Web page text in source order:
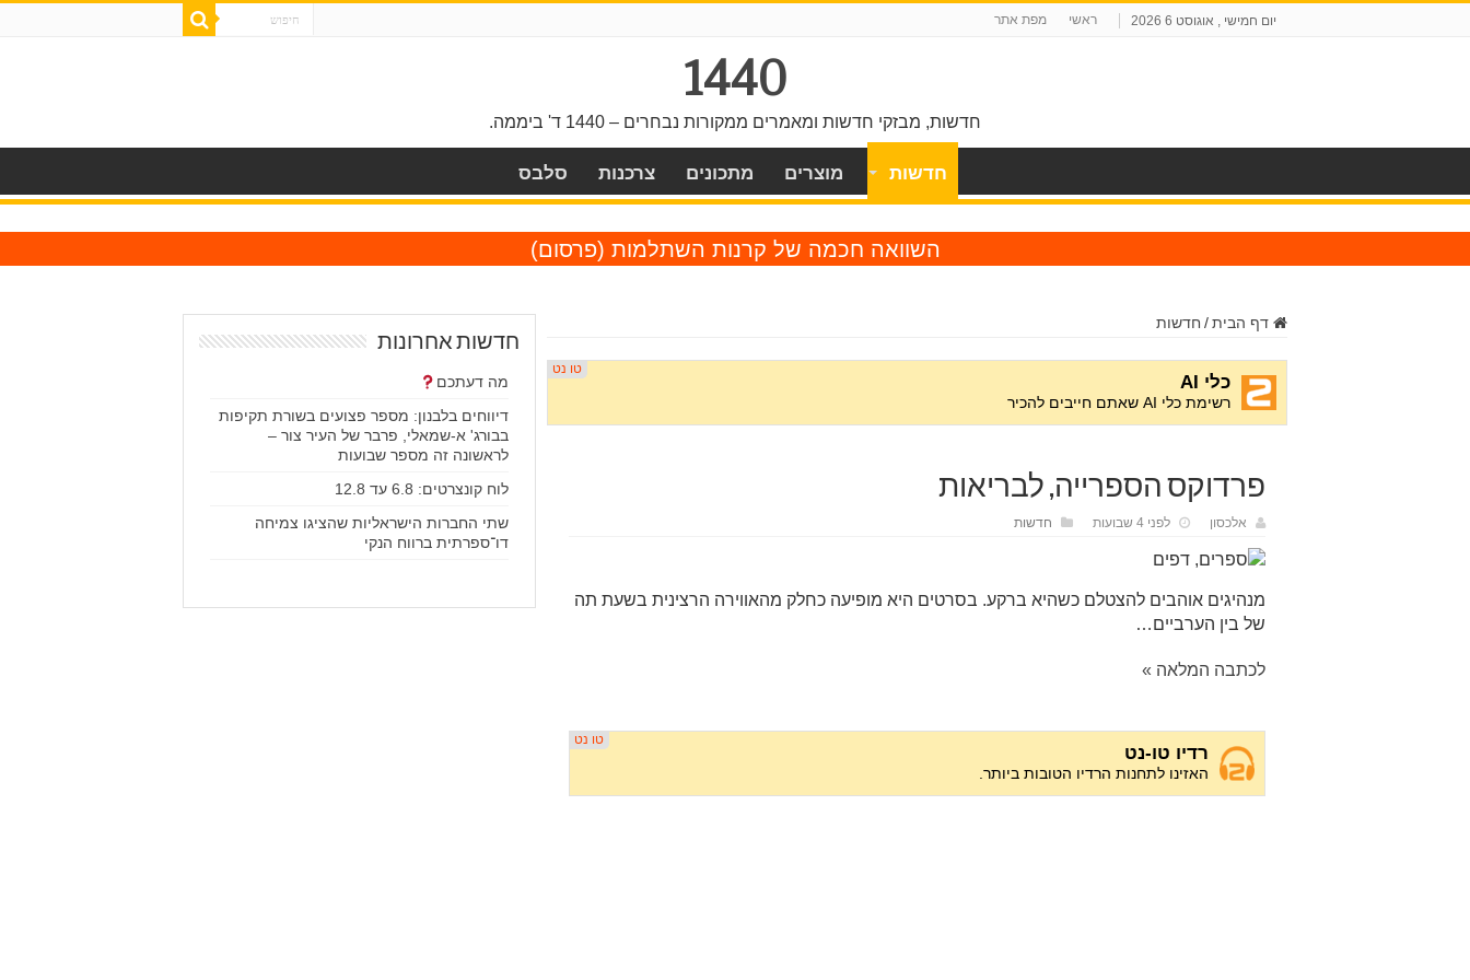
יום חמישי , אוגוסט 6 2026 ראשי מפת אתר
1440
חדשות, מבזקי חדשות ומאמרים ממקורות נבחרים – 1440 ד' ביממה.
חדשות מוצרים מתכונים צרכנות סלבס
השוואה חכמה של קרנות השתלמות (פרסום)
דף הבית/ חדשות
פרדוקס הספרייה, לבריאות
אלכסון לפני 4 שבועות חדשות
מנהיגים אוהבים להצטלם כשהיא ברקע. בסרטים היא מופיעה כחלק מהאווירה הרצינית בשעת תה
של בין הערביים…
לכתבה המלאה »
חדשות אחרונות
מה דעתכם
דיווחים בלבנון: מספר פצועים בשורת תקיפות
בבורג' א-שמאלי, פרבר של העיר צור –
לראשונה זה מספר שבועות
לוח קונצרטים: 6.8 עד 12.8
שתי החברות הישראליות שהציגו צמיחה
דו־ספרתית ברווח הנקי